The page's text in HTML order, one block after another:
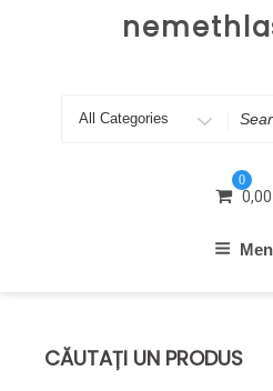
Search
0
0,00
CĂUTAȚI UN PRODUS